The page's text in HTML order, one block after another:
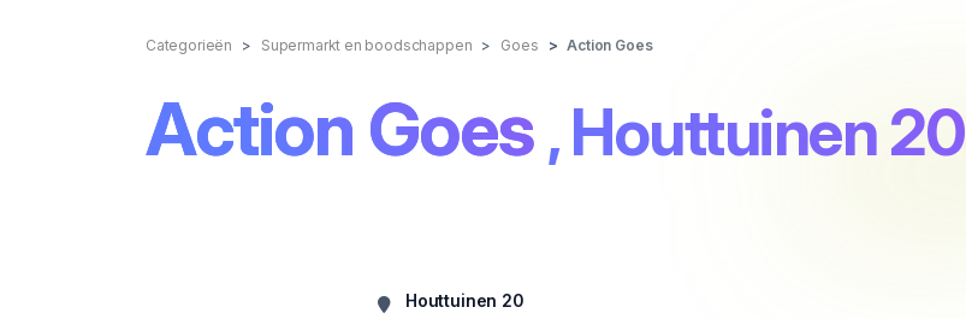
Categorieën Supermarkt en boodschappen Goes Action Goes
Action Goes , Houttuinen 20
Houttuinen 20